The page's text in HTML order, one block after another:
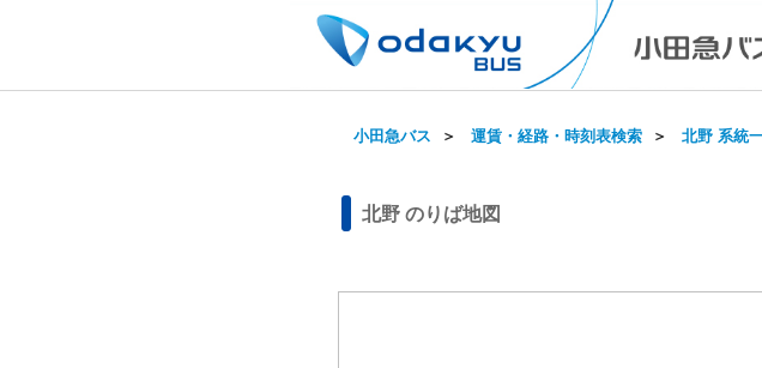
小田急バス ＞ 運賃・経路・時刻表検索 ＞ 北野 系統
北野 のりば地図